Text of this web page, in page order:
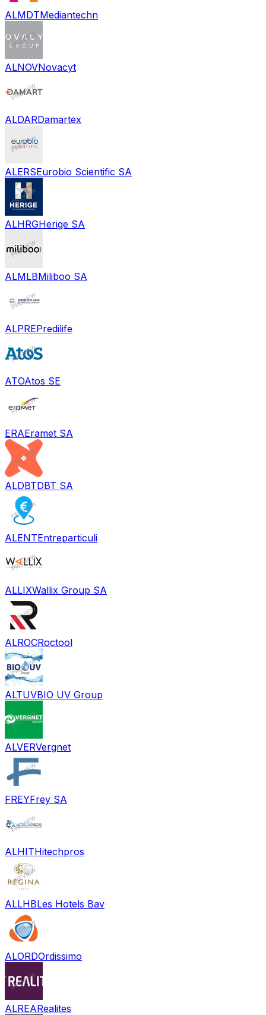
ALMDTMediantechn
ALNOVNovacyt
ALDARDamartex
ALERSEurobio Scientific SA
ALHRGHerige SA
ALMLBMiliboo SA
ALPREPredilife
ATOAtos SE
ERAEramet SA
ALDBTDBT SA
ALENTEntreparticuli
ALLIXWallix Group SA
ALROCRoctool
ALTUVBIO UV Group
ALVERVergnet
FREYFrey SA
ALHITHitechpros
ALLHBLes Hotels Bav
ALORDOrdissimo
ALREARealites